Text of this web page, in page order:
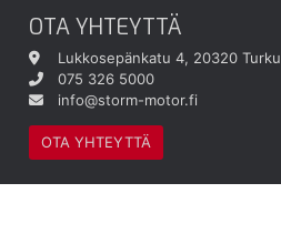
OTA YHTEYTTÄ
Lukkosepänkatu 4, 20320 Turku
075 326 5000
info@storm-motor.fi
OTA YHTEYTTÄ